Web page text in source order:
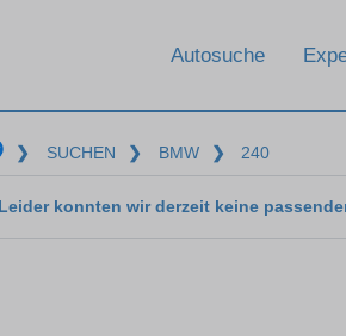
Autosuche
❯ SUCHEN ❯ BMW ❯ 240
Leider konnten wir derzeit keine